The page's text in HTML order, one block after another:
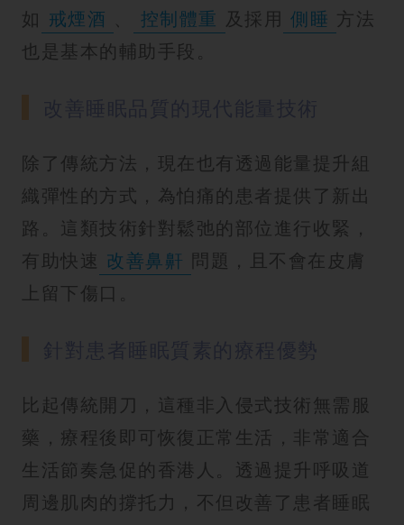
如 戒煙酒 、 控制體重 及採用 側睡 方法
也是基本的輔助手段。
除了傳統方法，現在也有透過能量提升組
織彈性的方式，為怕痛的患者提供了新出
路。這類技術針對鬆弛的部位進行收緊，
有助快速 改善鼻鼾 問題，且不會在皮膚
上留下傷口。
比起傳統開刀，這種非入侵式技術無需服
藥，療程後即可恢復正常生活，非常適合
生活節奏急促的香港人。透過提升呼吸道
周邊肌肉的撐托力，不但改善了患者睡眠